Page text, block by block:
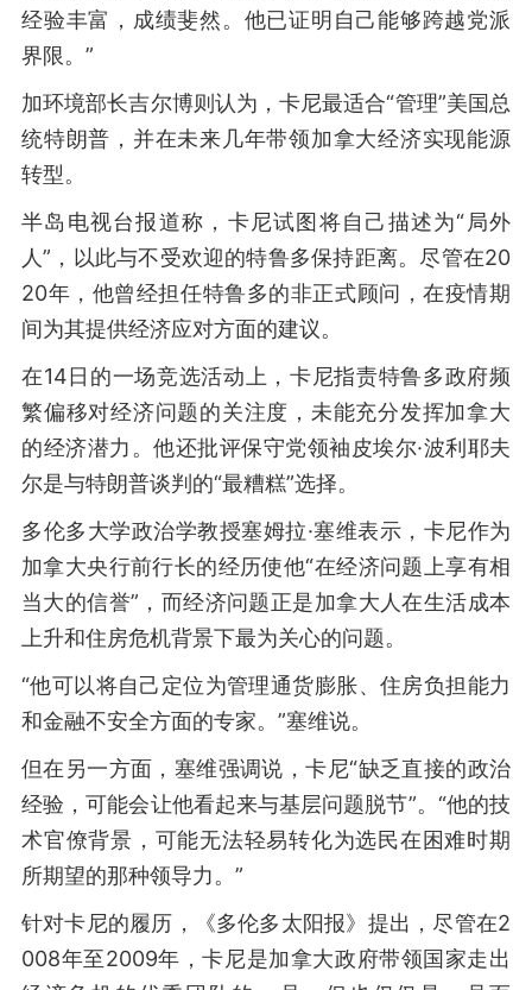
经验丰富，成绩斐然。他已证明自己能够跨越党派
界限。”
加环境部长吉尔博则认为，卡尼最适合“管理”美国总
统特朗普，并在未来几年带领加拿大经济实现能源
转型。
半岛电视台报道称，卡尼试图将自己描述为“局外
人”，以此与不受欢迎的特鲁多保持距离。尽管在20
20年，他曾经担任特鲁多的非正式顾问，在疫情期
间为其提供经济应对方面的建议。
在14日的一场竞选活动上，卡尼指责特鲁多政府频
繁偏移对经济问题的关注度，未能充分发挥加拿大
的经济潜力。他还批评保守党领袖皮埃尔·波利耶夫
尔是与特朗普谈判的“最糟糕”选择。
多伦多大学政治学教授塞姆拉·塞维表示，卡尼作为
加拿大央行前行长的经历使他“在经济问题上享有相
当大的信誉”，而经济问题正是加拿大人在生活成本
上升和住房危机背景下最为关心的问题。
“他可以将自己定位为管理通货膨胀、住房负担能力
和金融不安全方面的专家。”塞维说。
但在另一方面，塞维强调说，卡尼“缺乏直接的政治
经验，可能会让他看起来与基层问题脱节”。“他的技
术官僚背景，可能无法轻易转化为选民在困难时期
所期望的那种领导力。”
针对卡尼的履历，《多伦多太阳报》提出，尽管在2
008年至2009年，卡尼是加拿大政府带领国家走出